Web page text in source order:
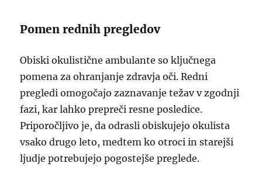
Pomen rednih pregledov
Obiski okulistične ambulante so ključnega
pomena za ohranjanje zdravja oči. Redni
pregledi omogočajo zaznavanje težav v zgodnji
fazi, kar lahko prepreči resne posledice.
Priporočljivo je, da odrasli obiskujejo okulista
vsako drugo leto, medtem ko otroci in starejši
ljudje potrebujejo pogostejše preglede.